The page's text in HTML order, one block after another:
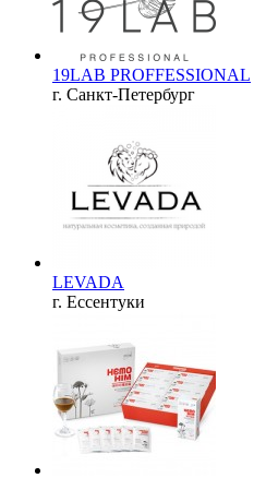
19LAB PROFFESSIONAL
г. Санкт-Петербург
LEVADA
г. Ессентуки